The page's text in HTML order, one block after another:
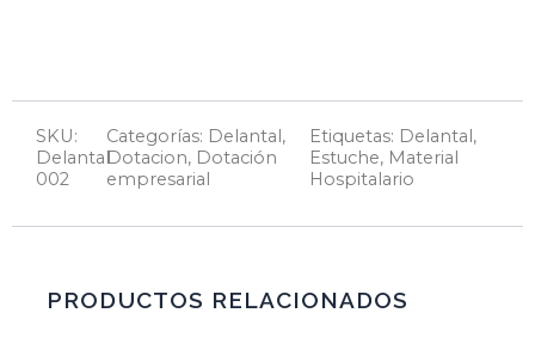
SKU:
Delantal
002
Categorías: Delantal,
Dotacion, Dotación
empresarial
Etiquetas: Delantal,
Estuche, Material
Hospitalario
PRODUCTOS RELACIONADOS